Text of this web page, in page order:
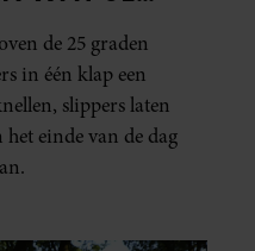
de 25 graden
in één klap een
slippers laten
einde van de dag